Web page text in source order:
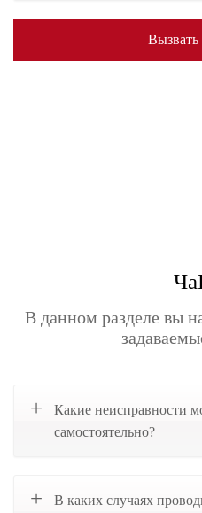
Вызвать
В данном разделе вы
Какие неисправности
самостоятельно?
В каких случаях